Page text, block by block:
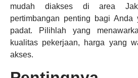
mudah diakses di area
pertimbangan penting bagi Anda
padat. Pilihlah yang
kualitas pekerjaan, harga yang
akses.